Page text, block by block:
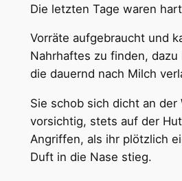
Die letzten Tage waren
Vorräte aufgebraucht und
Nahrhaftes zu finden, dazu
die dauernd nach Milch
Sie schob sich dicht an der
vorsichtig, stets auf der
Angriffen, als ihr plötzlich
Duft in die Nase stieg.